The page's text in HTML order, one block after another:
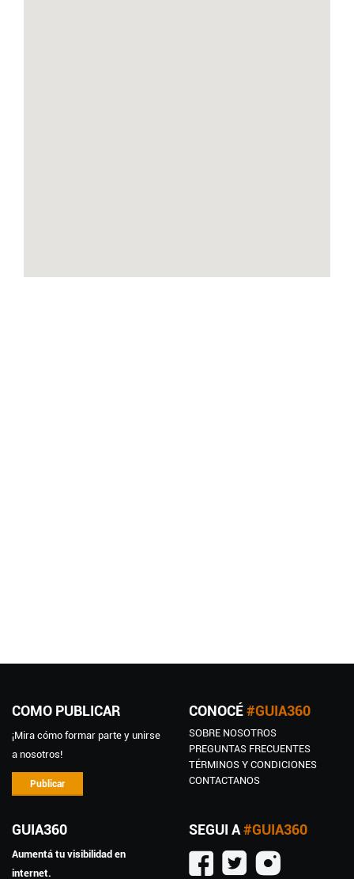
COMO PUBLICAR
¡Mira cómo formar parte y unirse
a nosotros!
Publicar
CONOCÉ#GUIA360
SOBRE NOSOTROS
PREGUNTAS FRECUENTES
TÉRMINOS Y CONDICIONES
CONTACTANOS
GUIA360
Aumentá tu visibilidad en
internet.
SEGUI A#GUIA360